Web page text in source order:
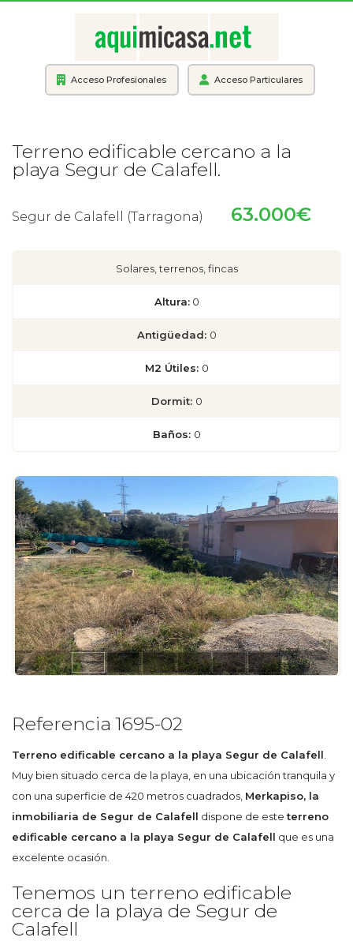
Acceso Profesionales Acceso Particulares
Terreno edificable cercano a la
playa Segur de Calafell.
Segur de Calafell (Tarragona) 63.000€
Solares, terrenos, fincas
Altura: 0
Antigüedad: 0
M2 Útiles: 0
Dormit: 0
Baños: 0
Referencia 1695-02
Terreno edificable cercano a la playa Segur de Calafell
Muy bien situado cerca de la playa, en una ubicación tranquila y
con una superficie de 420 metros cuadrados, Merkapiso, la
inmobiliaria de Segur de Calafell dispone de esteterreno
edificable cercano a la playa Segur de Calafell que es una
excelente ocasión.
Tenemos un terreno edificable
cerca de la playa de Segur de
Calafell